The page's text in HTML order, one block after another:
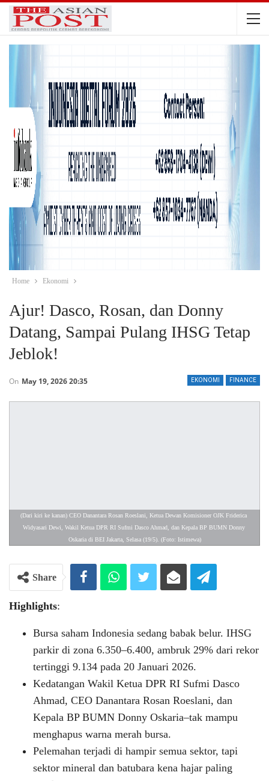
Home Ekonomi
Ajur! Dasco, Rosan, dan Donny
Datang, Sampai Pulang IHSG Tetap
Jeblok!
EKONOMI FINANCE
On May 19, 2026 20:35
(Dari kiri ke kanan) CEO Danantara Rosan Roeslani, Ketua Dewan Komisioner OJK Friderica
Widyasari Dewi, Wakil Ketua DPR RI Sufmi Dasco Ahmad, dan Kepala BP BUMN Donny
Oskaria di BEI Jakarta, Selasa (19/5). (Foto: Istimewa)
Share
Highlights:
Bursa saham Indonesia sedang babak belur. IHSG
parkir di zona 6.350–6.400, ambruk 29% dari rekor
tertinggi 9.134 pada 20 Januari 2026.
Kedatangan Wakil Ketua DPR RI Sufmi Dasco
Ahmad, CEO Danantara Rosan Roeslani, dan
Kepala BP BUMN Donny Oskaria–tak mampu
menghapus warna merah bursa.
Pelemahan terjadi di hampir semua sektor, tapi
sektor mineral dan batubara kena hajar paling